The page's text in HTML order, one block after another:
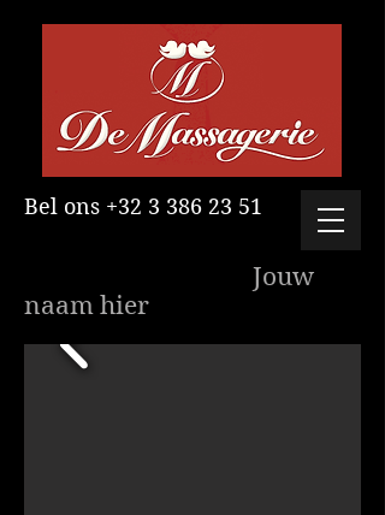
Bel ons +32 3 386 23 51
Jouw
naam hier